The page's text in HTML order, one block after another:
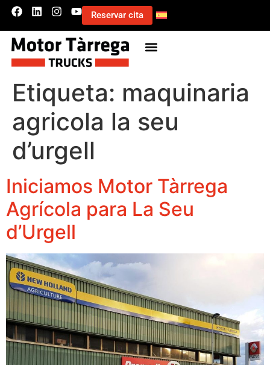
Reservar cita
Etiqueta: maquinaria
agricola la seu
d’urgell
Iniciamos Motor Tàrrega
Agrícola para La Seu
d’Urgell